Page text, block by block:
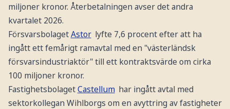
miljoner kronor. Återbetalningen avser det andra
kvartalet 2026.
FörsvarsbolagetAstor lyfte 7,6 procent efter att ha
ingått ett femårigt ramavtal med en "västerländsk
försvarsindustriaktör" till ett kontraktsvärde om cirka
100 miljoner kronor.
FastighetsbolagetCastellum har ingått avtal med
sektorkollegan Wihlborgs om en avyttring av fastigheter